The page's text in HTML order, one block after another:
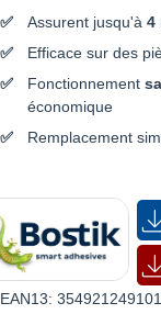
Assurent jusqu'à 4
Efficace sur des
Fonctionnement
économique
Remplacement
EAN13: